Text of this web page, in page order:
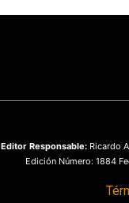
Editor Responsable: Ricardo
Edición Número: 1884